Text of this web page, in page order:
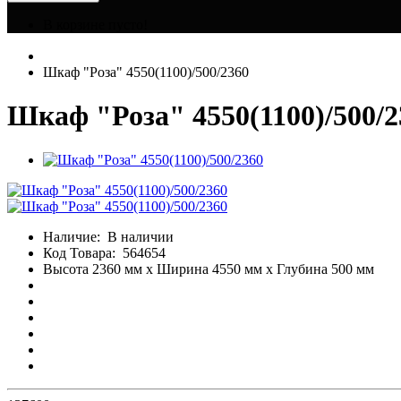
Шкаф "Роза" 4550(1100)/500/2360
Шкаф "Роза" 4550(1100)/500/
Наличие: В наличии
Код Товара: 564654
Высота 2360 мм x Ширина 4550 мм x Глубина 500 мм